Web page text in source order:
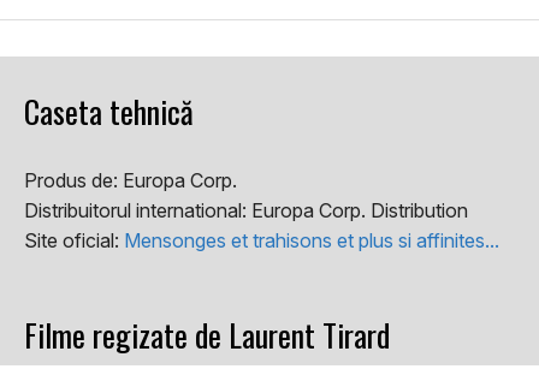
Caseta tehnică
Produs de: Europa Corp.
Distribuitorul international: Europa Corp. Distribution
Site oficial: Mensonges et trahisons et plus si affinites...
Filme regizate de Laurent Tirard